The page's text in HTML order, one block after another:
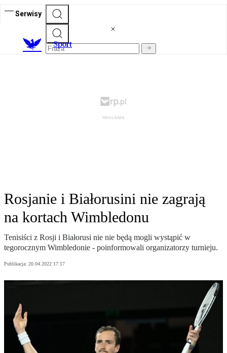
Serwisy
Sport
Rosjanie i Białorusini nie zagrają
na kortach Wimbledonu
Tenisiści z Rosji i Białorusi nie nie będą mogli wystąpić w
tegorocznym Wimbledonie - poinformowali organizatorzy turnieju.
Publikacja: 20.04.2022 17:17